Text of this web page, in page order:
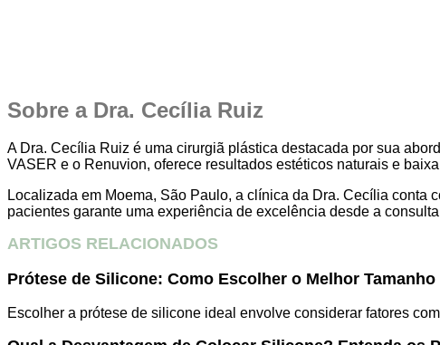
Sobre a Dra. Cecília Ruiz
A Dra. Cecília Ruiz é uma cirurgiã plástica destacada por sua
VASER e o Renuvion, oferece resultados estéticos naturais e
Localizada em Moema, São Paulo, a clínica da Dra. Cecília conta
pacientes garante uma experiência de excelência desde a
ARTIGOS RELACIONADOS
Prótese de Silicone: Como Escolher o Melhor
Escolher a prótese de silicone ideal envolve considerar fatores